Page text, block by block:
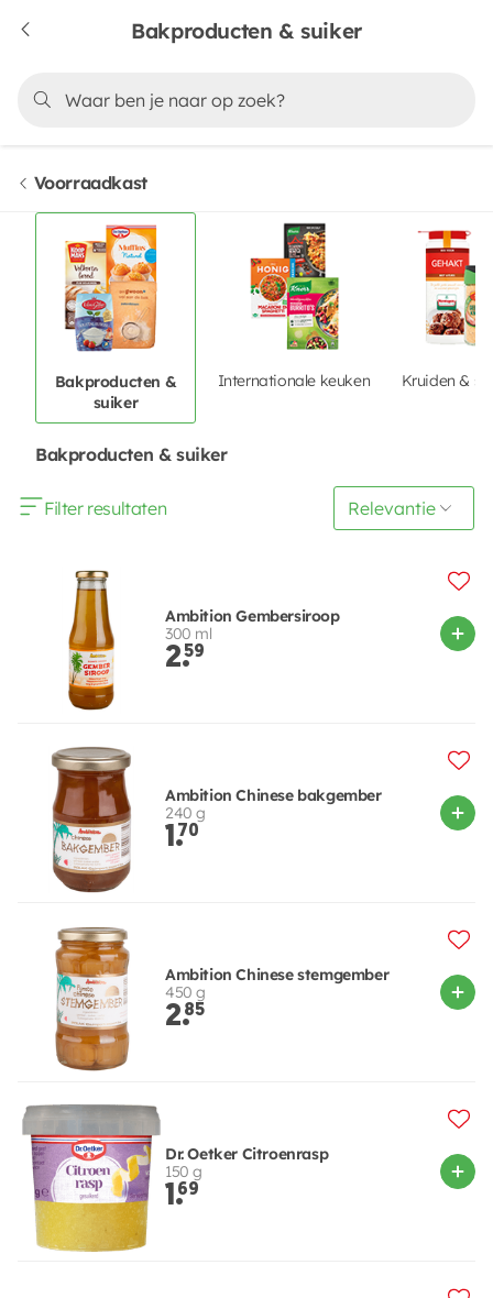
Bakproducten & suiker
Voorraadkast
Bakproducten &
suiker
Internationale keuken Kruiden &
Bakproducten & suiker
Filter resultaten
Ambition Gembersiroop
300 ml
2.59
Ambition Chinese bakgember
240 g
1.70
Ambition Chinese stemgember
450 g
2.85
Dr. Oetker Citroenrasp
150 g
1.69